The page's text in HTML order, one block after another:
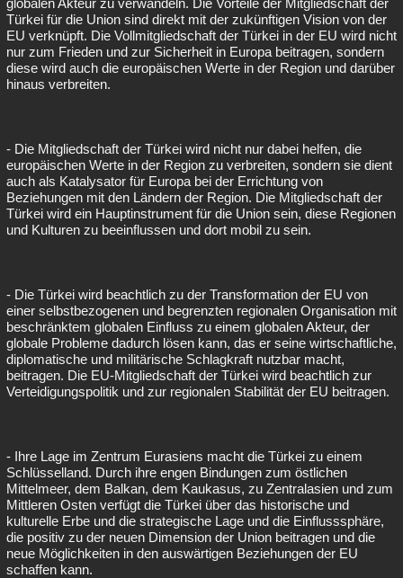
globalen Akteur zu verwandeln. Die Vorteile der Mitgliedschaft der
Türkei für die Union sind direkt mit der zukünftigen Vision von der
EU verknüpft. Die Vollmitgliedschaft der Türkei in der EU wird nicht
nur zum Frieden und zur Sicherheit in Europa beitragen, sondern
diese wird auch die europäischen Werte in der Region und darüber
hinaus verbreiten.
- Die Mitgliedschaft der Türkei wird nicht nur dabei helfen, die
europäischen Werte in der Region zu verbreiten, sondern sie dient
auch als Katalysator für Europa bei der Errichtung von
Beziehungen mit den Ländern der Region. Die Mitgliedschaft der
Türkei wird ein Hauptinstrument für die Union sein, diese Regionen
und Kulturen zu beeinflussen und dort mobil zu sein.
- Die Türkei wird beachtlich zu der Transformation der EU von
einer selbstbezogenen und begrenzten regionalen Organisation mit
beschränktem globalen Einfluss zu einem globalen Akteur, der
globale Probleme dadurch lösen kann, das er seine wirtschaftliche,
diplomatische und militärische Schlagkraft nutzbar macht,
beitragen. Die EU-Mitgliedschaft der Türkei wird beachtlich zur
Verteidigungspolitik und zur regionalen Stabilität der EU beitragen.
- Ihre Lage im Zentrum Eurasiens macht die Türkei zu einem
Schlüsselland. Durch ihre engen Bindungen zum östlichen
Mittelmeer, dem Balkan, dem Kaukasus, zu Zentralasien und zum
Mittleren Osten verfügt die Türkei über das historische und
kulturelle Erbe und die strategische Lage und die Einflusssphäre,
die positiv zu der neuen Dimension der Union beitragen und die
neue Möglichkeiten in den auswärtigen Beziehungen der EU
schaffen kann.